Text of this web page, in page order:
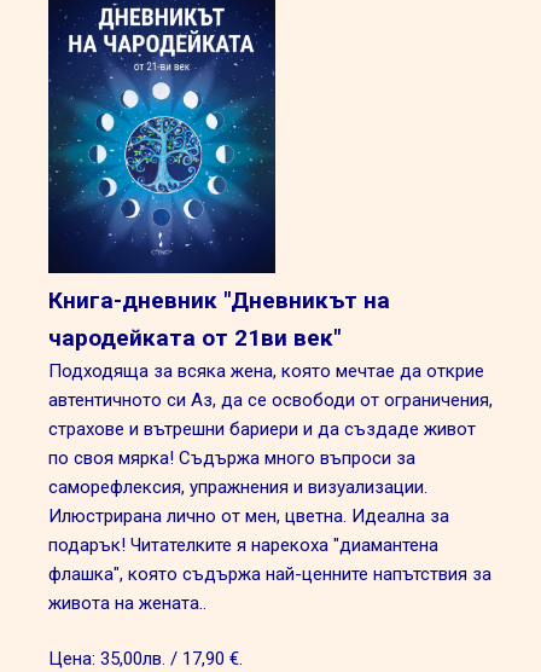
Книга-дневник "Дневникът на
чародейката от 21ви век"
Подходяща за всяка жена, която мечтае да открие
автентичното си Аз, да се освободи от ограничения,
страхове и вътрешни бариери и да създаде живот
по своя мярка! Съдържа много въпроси за
саморефлексия, упражнения и визуализации.
Илюстрирана лично от мен, цветна. Идеална за
подарък! Читателките я нарекоха "диамантена
флашка", която съдържа най-ценните напътствия за
живота на жената..
Цена: 35,00лв. / 17,90 €.